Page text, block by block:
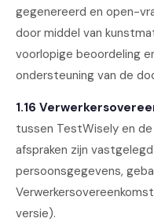
gegenereerd en open-
door middel van
voorlopige beoordeling
ondersteuning van de
1.16
tussen TestWisely en
afspraken zijn
persoonsgegevens,
versie).